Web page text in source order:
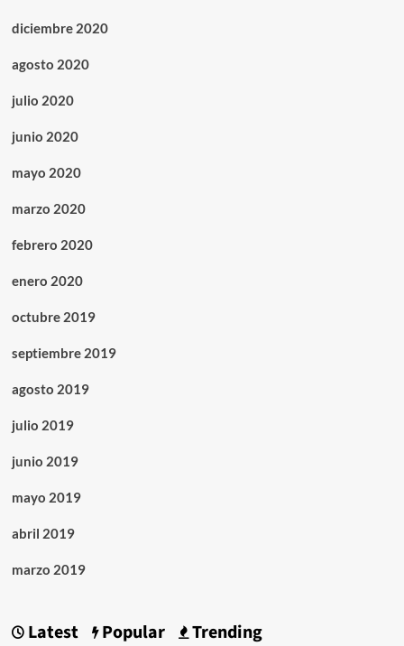
diciembre 2020
agosto 2020
julio 2020
junio 2020
mayo 2020
marzo 2020
febrero 2020
enero 2020
octubre 2019
septiembre 2019
agosto 2019
julio 2019
junio 2019
mayo 2019
abril 2019
marzo 2019
Latest Popular Trending